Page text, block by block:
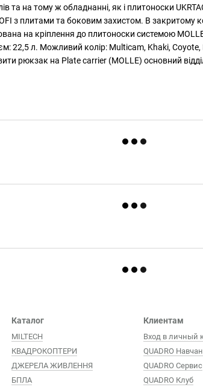
на тому ж обладнанні, як і плитоноски
з плитами та боковим захистом. В закритому
на кріплення до плитоноски системою
22,5 л. Можливий колір: Multicam, Khaki,
рюкзак на Plate carrier (MOLLE) основний
Каталог
MILTECH
КВАДРОКОПТЕРИ
ДЖЕРЕЛА ЖИВЛЕННЯ
БПЛА
Клиентам
Вход в личный
QUADRO
QUADRO Сервис
QUADRO Клуб